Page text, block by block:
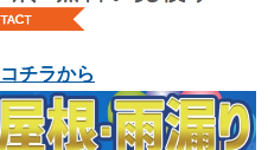
チラから